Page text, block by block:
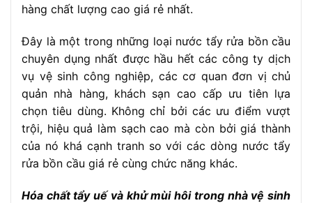
hàng chất lượng cao giá rẻ nhất.
Đây là một trong những loại nước tẩy rửa bồn cầu
chuyên dụng nhất được hầu hết các công ty dịch
vụ vệ sinh công nghiệp, các cơ quan đơn vị chủ
quản nhà hàng, khách sạn cao cấp ưu tiên lựa
chọn tiêu dùng. Không chỉ bởi các ưu điểm vượt
trội, hiệu quả làm sạch cao mà còn bởi giá thành
của nó khá cạnh tranh so với các dòng nước tẩy
rửa bồn cầu giá rẻ cùng chức năng khác.
Hóa chất tẩy uế và khử mùi hôi trong nhà vệ sinh